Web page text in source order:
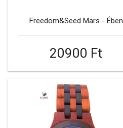
Freedom&Seed Mars - Ében
20900 Ft